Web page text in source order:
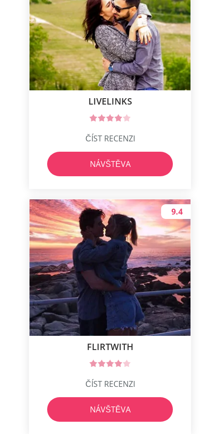
LIVELINKS
ČÍST RECENZI
NÁVŠTĚVA
FLIRTWITH
9.4
ČÍST RECENZI
NÁVŠTĚVA